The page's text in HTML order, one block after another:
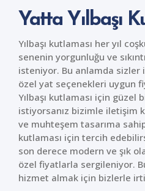
Yatta Yılbaşı
Yılbaşı kutlaması her yıl
senenin yorgunluğu ve
isteniyor. Bu anlamda sizler
özel yat seçenekleri uygun
Yılbaşı kutlaması için
istiyorsanız bizimle iletişim
ve muhteşem tasarıma
kutlaması için tercih
son derece modern ve şık
özel fiyatlarla sergileniyor.
hizmet almak için bizlerle